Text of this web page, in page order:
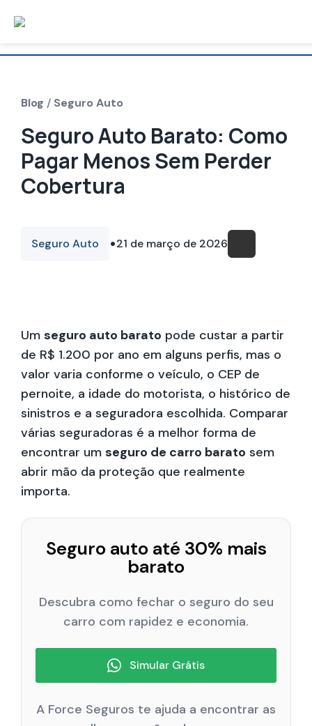
Blog / Seguro Auto
Seguro Auto Barato: Como
Pagar Menos Sem Perder
Cobertura
Seguro Auto •21 de março de 2026
Um seguro auto barato pode custar a partir
de R$ 1.200 por ano em alguns perfis, mas o
valor varia conforme o veículo, o CEP de
pernoite, a idade do motorista, o histórico de
sinistros e a seguradora escolhida. Comparar
várias seguradoras é a melhor forma de
encontrar um seguro de carro barato sem
abrir mão da proteção que realmente
importa.
Seguro auto até 30% mais
barato
Descubra como fechar o seguro do seu
carro com rapidez e economia.
Simular Grátis
A Force Seguros te ajuda a encontrar as